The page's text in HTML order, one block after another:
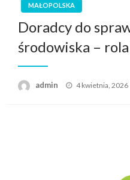
MAŁOPOLSKA
Doradcy do
środowiska –
admin
Opublikowane
4 kwietnia, 2026